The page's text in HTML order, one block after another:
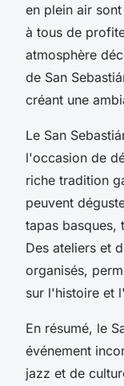
en plein air
à tous de
atmosphère
de San
créant une
Le San
l'occasion de
riche tradition
peuvent
tapas basques,
Des ateliers et
organisés,
sur l'histoire et
En résumé, le
événement
jazz et de